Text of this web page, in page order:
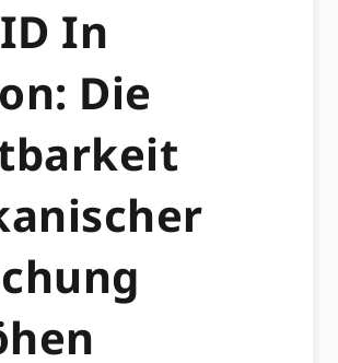
In
Die